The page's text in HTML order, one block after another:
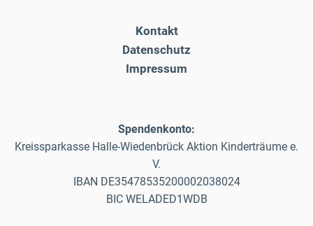
Kontakt
Datenschutz
Impressum
Spendenkonto:
Kreissparkasse Halle-Wiedenbrück Aktion Kinderträume e.
V.
IBAN DE35478535200002038024
BIC WELADED1WDB